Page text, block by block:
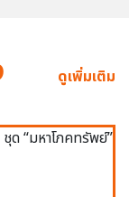
ดูเพิ่มเติม